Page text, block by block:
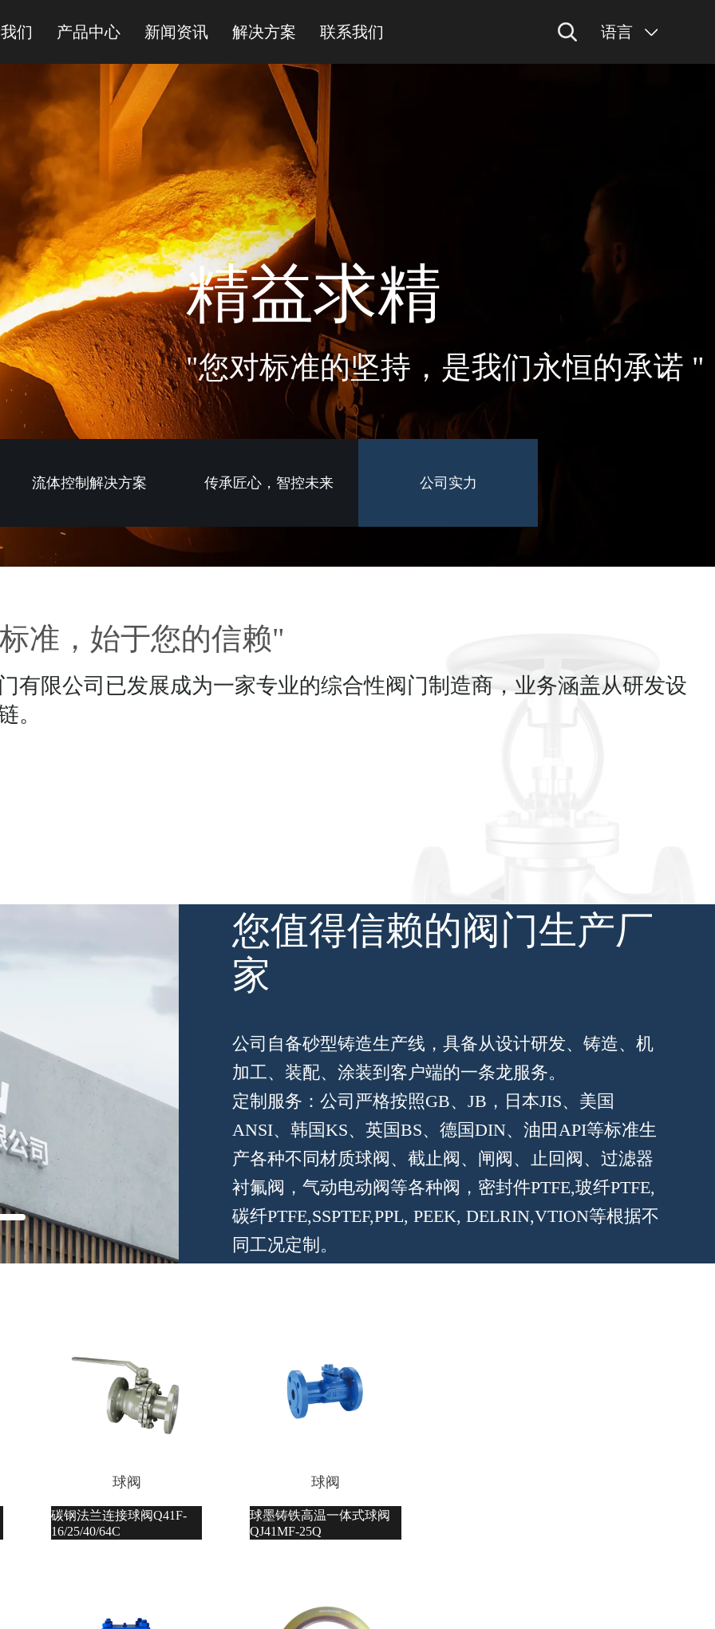
们 产品中心 新闻资讯 解决方案 联系我们 语言
Since 1997
创新引领，服务全球客户
流体控制解决方案 传承匠心，智控未来 公司实力
准，始于您的信赖"
有限公司已发展成为一家专业的综合性阀门制造商，业务涵盖从研发设
。
您值得信赖的阀门生产厂
家
公司自备砂型铸造生产线，具备从设计研发、铸造、机
加工、装配、涂装到客户端的一条龙服务。
定制服务：公司严格按照GB、JB，日本JIS、美国
ANSI、韩国KS、英国BS、德国DIN、油田API等标准生
产各种不同材质球阀、截止阀、闸阀、止回阀、过滤器
衬氟阀，气动电动阀等各种阀，密封件PTFE,玻纤PTFE,
碳纤PTFE,SSPTEF,PPL, PEEK, DELRIN,VTION等根据不
同工况定制。
球阀
碳钢法兰连接球阀Q41F-
16/25/40/64C
球阀
球墨铸铁高温一体式球阀
QJ41MF-25Q